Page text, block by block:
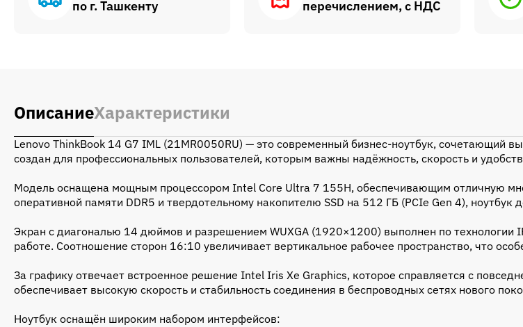
по г. Ташкенту
перечислением, с НДС
ОписаниеХарактеристики
Lenovo ThinkBook 14 G7 IML (21MR0050RU) — это современный бизнес-ноутбук, сочетающий
создан для профессиональных пользователей, которым важны надёжность, скорость и
Модель оснащена мощным процессором Intel Core Ultra 7 155H, обеспечивающим отличную
оперативной памяти DDR5 и твердотельному накопителю SSD на 512 ГБ (PCIe Gen 4),
Экран с диагональю 14 дюймов и разрешением WUXGA (1920×1200) выполнен по технологии
работе. Соотношение сторон 16:10 увеличивает вертикальное рабочее пространство, что
За графику отвечает встроенное решение Intel Iris Xe Graphics, которое справляется с
обеспечивает высокую скорость и стабильность соединения в беспроводных сетях нового
Ноутбук оснащён широким набором интерфейсов: